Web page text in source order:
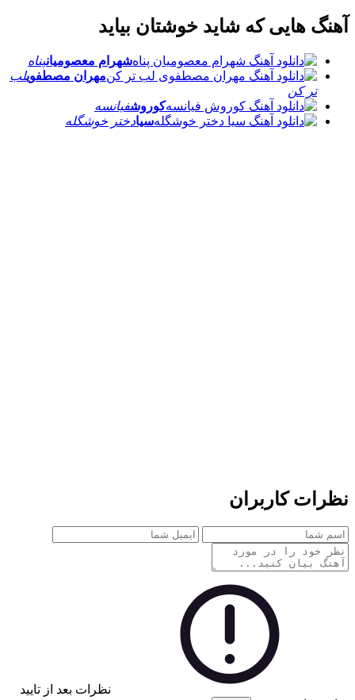
آهنگ هایی که شاید خوشتان بیاید
شهرام معصومیانپناه
مهران مصطفویلب
تر کن
کوروشفیانسه
سیادختر خوشگله
نظرات کاربران
نظرات بعد از تایید